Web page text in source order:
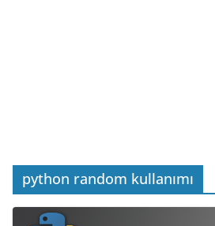
python random kullanımı